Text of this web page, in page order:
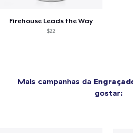
Firehouse Leads the Way
$22
Mais campanhas da
gostar: